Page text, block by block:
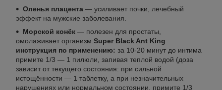
Оленья плацента — усиливает почки, лечебный
эффект на мужские заболевания.
Морской конёк — полезен для простаты,
омолаживает организм. Super Black Ant King
инструкция по применению: за 10-20 минут до интима
примите 1/3 — 1 пилюли, запивая теплой водой (доза
зависит от текущего состояния: при сильной
истощённости — 1 таблетку, а при незначительных
нарушениях или нормальном состоянии, примите 1/3